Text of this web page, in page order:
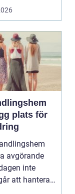
plats för
avgörande
inte
att hantera
hand. För